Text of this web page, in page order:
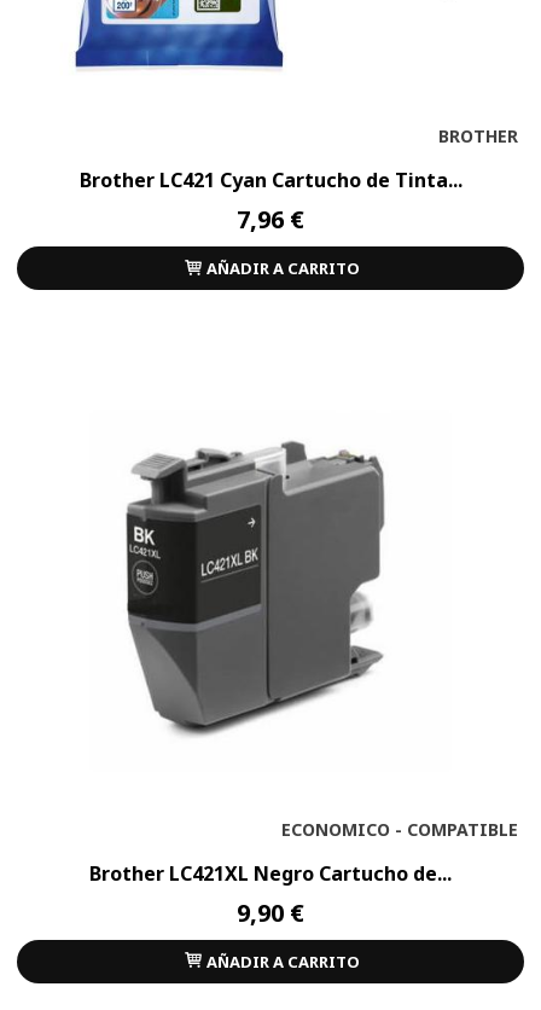
BROTHER
Brother LC421 Cyan Cartucho de Tinta...
7,96 €
AÑADIR A CARRITO
ECONOMICO - COMPATIBLE
Brother LC421XL Negro Cartucho de...
9,90 €
AÑADIR A CARRITO